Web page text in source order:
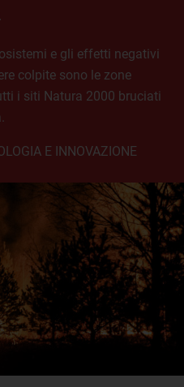
e gli effetti negativi
colpite sono le zone
i siti Natura 2000 bruciati
E INNOVAZIONE